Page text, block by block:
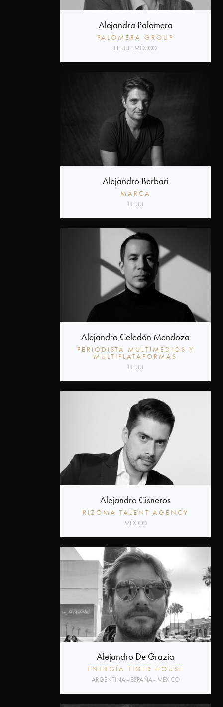
Alejandra Palomera
PALOMERA GROUP
EE UU - MÉXICO
Alejandro Berbari
MARCA
EE UU
Alejandro Celedón Mendoza
PERIODISTA MULTIMEDIOS Y
MULTIPLATAFORMAS
EE UU
Alejandro Cisneros
RIZOMA TALENT AGENCY
MÉXICO
Alejandro De Grazia
ENERGÍA TIGER HOUSE
ARGENTINA - ESPAÑA - MÉXICO